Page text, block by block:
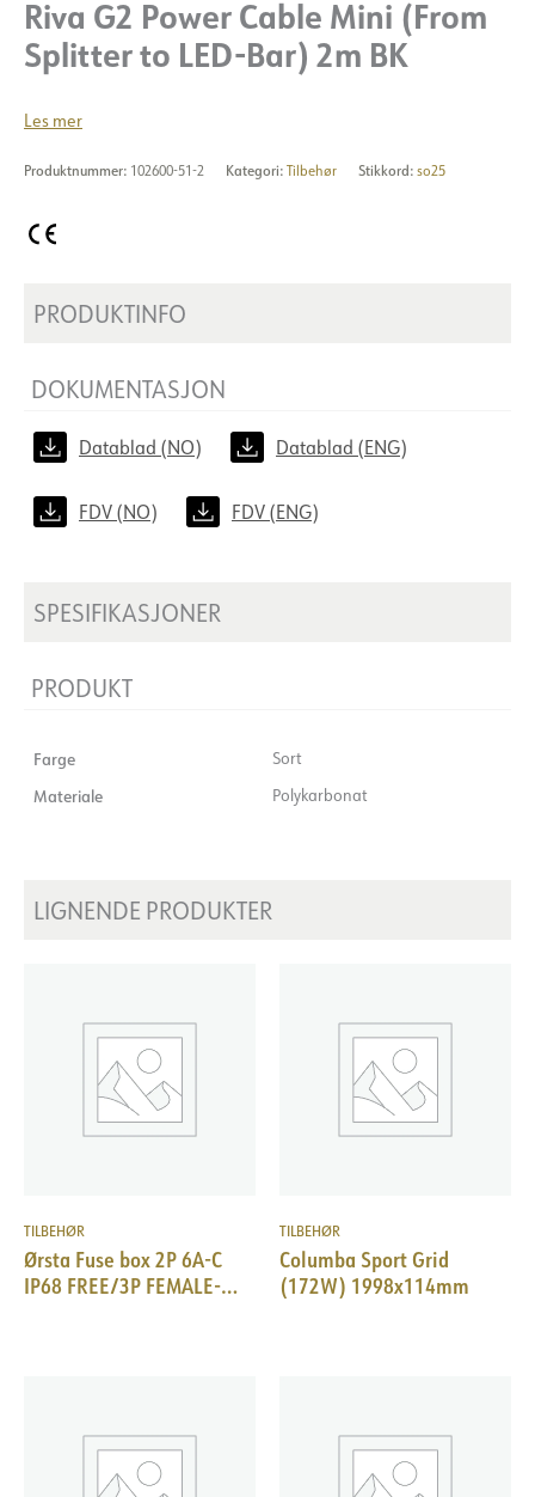
Riva G2 Power Cable Mini (From
Splitter to LED-Bar) 2m BK
Les mer
Produktnummer: 102600-51-2 Kategori: Tilbehør Stikkord: so25
PRODUKTINFO
DOKUMENTASJON
Datablad (NO) Datablad (ENG)
FDV (NO) FDV (ENG)
SPESIFIKASJONER
PRODUKT
Farge Sort
Materiale Polykarbonat
LIGNENDE PRODUKTER
TILBEHØR
Ørsta Fuse box 2P 6A-C
IP68 FREE/3P FEMALE-
TILBEHØR
Columba Sport Grid
(172W) 1998x114mm